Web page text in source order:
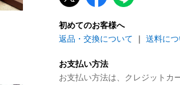
初めてのお客様へ
返品・交換について ｜ 送料に
お支払い方法
お支払い方法は、クレジットカ